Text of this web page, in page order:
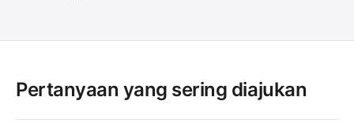
Pertanyaan yang sering diajukan